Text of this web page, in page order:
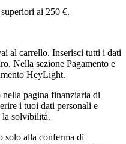
ai 250 €.
al carrello. Inserisci tutti i dati
Nella sezione Pagamento e
HeyLight.
pagina finanziaria di
i tuoi dati personali e
la solvibilità.
solo alla conferma di